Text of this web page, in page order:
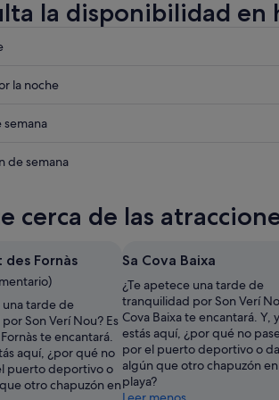
la disponibilidad en
la noche
semana
de semana
cerca de las
des Fornàs
una tarde de
Son Verí Nou? Es
te encantará.
aquí, ¿por qué no
puerto deportivo o
otro chapuzón en
Sa Cova Baixa
¿Te apetece una tarde de
tranquilidad por Son Verí
Cova Baixa te encantará. Y,
estás aquí, ¿por qué no
por el puerto deportivo o
algún que otro chapuzón
playa?